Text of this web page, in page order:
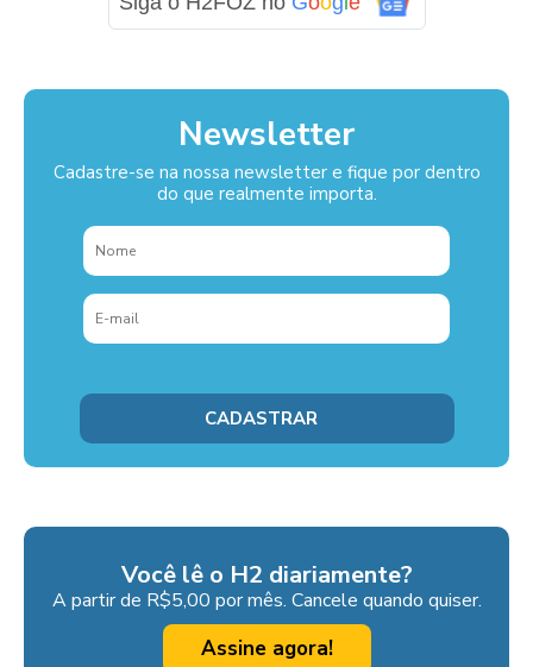
Newsletter
Cadastre-se na nossa newsletter e fique por dentro
do que realmente importa.
Você lê o H2 diariamente?
A partir de R$5,00 por mês. Cancele quando quiser.
Assine agora!